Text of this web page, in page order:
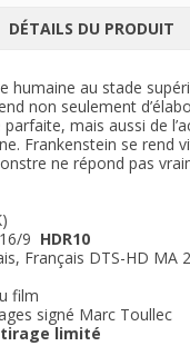
DÉTAILS DU PRODUIT
humaine au stade
non seulement
mais aussi de
Frankenstein se rend
ne répond pas
9 HDR10
Français DTS-HD MA
film
signé Marc Toullec
limité